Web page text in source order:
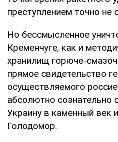
преступлением точно не
Но бессмысленное
Кременчуге, как и
хранилищ горюче-
прямое свидетельство
осуществляемого
абсолютно сознательно
Украину в каменный век
Голодомор.